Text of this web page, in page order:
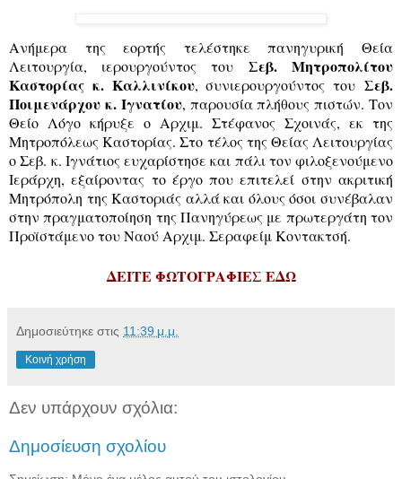
Ανήμερα της εορτής τελέστηκε πανηγυρική Θεία
Λειτουργία, ιερουργούντος του Σεβ. Μητροπολίτου
Καστορίας κ. Καλλινίκου, συνιερουργούντος τουΣεβ.
Ποιμενάρχου κ. Ιγνατίου, παρουσία πλήθους πιστών. Τον
Θείο Λόγο κήρυξε ο Αρχιμ. Στέφανος Σχοινάς, εκ της
Μητροπόλεως Καστορίας. Στο τέλος της Θείας Λειτουργίας
ο Σεβ. κ. Ιγνάτιος ευχαρίστησε και πάλι τον φιλοξενούμενο
Ιεράρχη, εξαίροντας το έργο που επιτελεί στην ακριτική
Μητρόπολη της Καστοριάς αλλά και όλους όσοι συνέβαλαν
στην πραγματοποίηση της Πανηγύρεως με πρωτεργάτη τον
Προϊστάμενο του Ναού Αρχιμ. Σεραφείμ Κοντακτσή.
ΔΕΙΤΕ ΦΩΤΟΓΡΑΦΙΕΣ ΕΔΩ
Δημοσιεύτηκε στις 11:39 μ.μ.
Κοινή χρήση
Δεν υπάρχουν σχόλια:
Δημοσίευση σχολίου